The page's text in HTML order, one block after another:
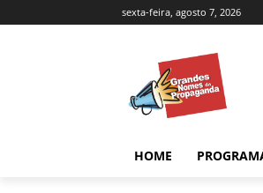
sexta-feira, agosto 7, 2026
HOME